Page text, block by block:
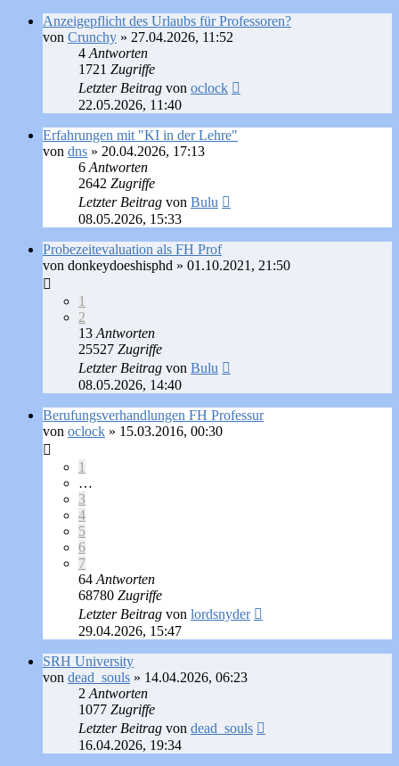
Anzeigepflicht des Urlaubs für Professoren?
von Crunchy » 27.04.2026, 11:52
4 Antworten
1721 Zugriffe
Letzter Beitrag von oclock
22.05.2026, 11:40
Erfahrungen mit "KI in der Lehre"
von dns » 20.04.2026, 17:13
6 Antworten
2642 Zugriffe
Letzter Beitrag von Bulu
08.05.2026, 15:33
Probezeitevaluation als FH Prof
von donkeydoeshisphd » 01.10.2021, 21:50
1
2
13 Antworten
25527 Zugriffe
Letzter Beitrag von Bulu
08.05.2026, 14:40
Berufungsverhandlungen FH Professur
von oclock » 15.03.2016, 00:30
1
…
3
4
5
6
7
64 Antworten
68780 Zugriffe
Letzter Beitrag von lordsnyder
29.04.2026, 15:47
SRH University
von dead_souls » 14.04.2026, 06:23
2 Antworten
1077 Zugriffe
Letzter Beitrag von dead_souls
16.04.2026, 19:34